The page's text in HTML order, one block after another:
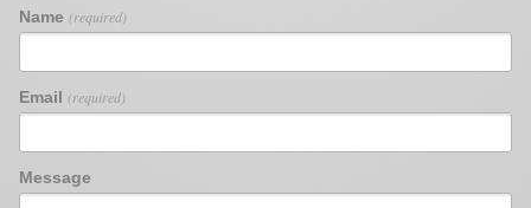
Name (required)
Email (required)
Message